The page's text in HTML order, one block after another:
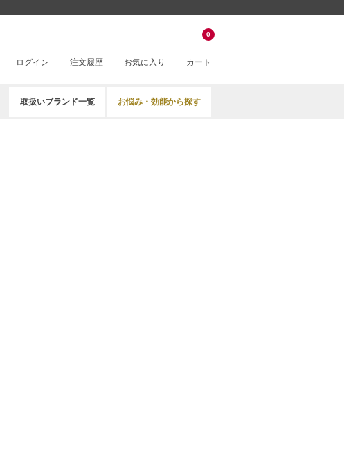
ログイン 注文履歴 お気に入り カート
0
取扱いブランド一覧 お悩み・効能から探す